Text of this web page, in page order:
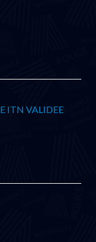
ITN VALIDEE